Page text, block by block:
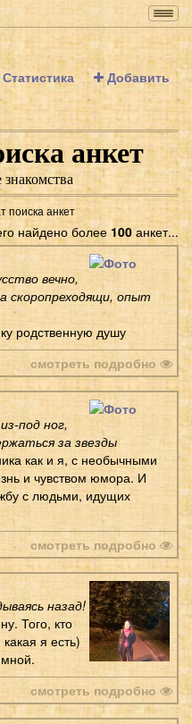
Статистика Добавить
анкет
поиска анкет
найдено более 100 анкет...
вечно,
скоропреходящи, опыт
родственную душу
смотреть подробно
под ног,
за звезды
как и я, с необычными
и чувством юмора. И
с людьми, идущих
смотреть подробно
назад!
Того, кто
я есть)
смотреть подробно